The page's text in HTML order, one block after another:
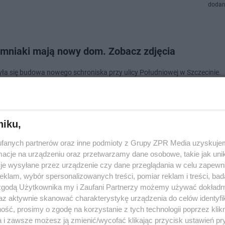
mają nowy dom. Zobacz zdjęcia
się budowa nowego schroniska przy ulicy Południowej w Szczecinie.
dla Pełnego Brzucha" pokazała, że
zwierzęta i pozowanie przed obiektywem
"Pucha dla Pełnego Brzucha" na rzecz potrzebujących
odsłona wydarzenia, podczas którego szczecinianie mogli
zwierzaki, a w zamian otrzyma…
partnerów oraz inne podmioty z Grupy ZPR Media
na urządzeniu oraz przetwarzamy dane osobowe, takie jak
wysyłane przez urządzenie czy dane przeglądania w celu
wybór spersonalizowanych treści, pomiar reklam i treści,
Użytkownika my i Zaufani Partnerzy możemy używać
aktywnie skanować charakterystykę urządzenia do celów
prosimy o zgodę na korzystanie z tych technologii poprzez
i zawsze możesz ją zmienić/wycofać klikając przycisk ustawień